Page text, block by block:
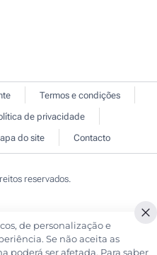
Termos e condições
de privacidade
do site Contacto
reservados.
de personalização e
Se não aceita as
poderá ser afetada. Para saber